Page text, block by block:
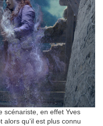
scénariste, en effet Yves
alors qu'il est plus connu